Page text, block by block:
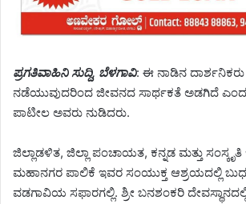
ಪ್ರಗತಿವಾಹಿನಿ ಸುದ್ದಿ, ಬೆಳಗಾವಿ: ಈ ನಾಡಿನ
ನಡೆಯುವುದರಿಂದ ಜೀವನದ ಸಾರ್ಥಕತೆ ಅಡಗಿದೆ
ಪಾಟೀಲ ಅವರು ನುಡಿದರು.
ಜಿಲ್ಲಾಡಳಿತ, ಜಿಲ್ಲಾ ಪಂಚಾಯತ, ಕನ್ನಡ ಮತ್ತು
ಮಹಾನಗರ ಪಾಲಿಕೆ ಇವರ ಸಂಯುಕ್ತ ಆಶ್ರಯದಲ್ಲಿ
ವಡಗಾವಿಯ ಸಫಾರಗಲ್ಲಿ. ಶ್ರೀ ಬನಶಂಕರಿ